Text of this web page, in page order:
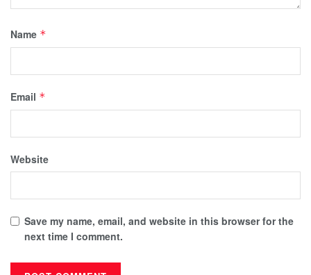
Name *
Email *
Website
Save my name, email, and website in this browser for the
next time I comment.